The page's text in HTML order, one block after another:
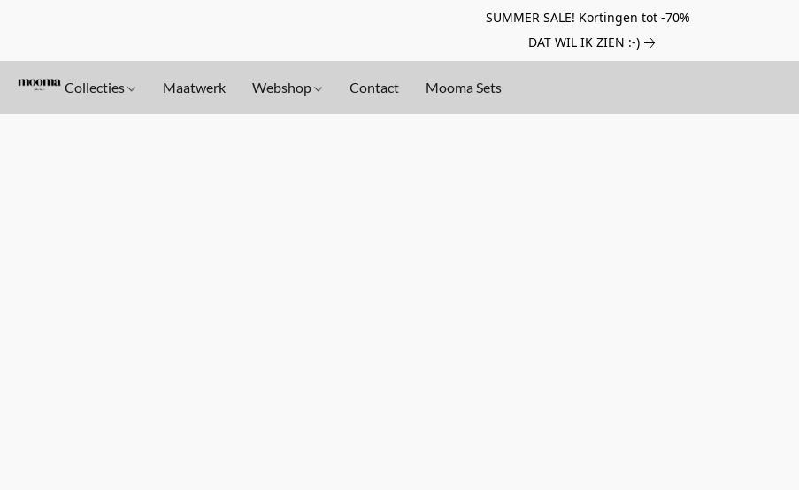
SUMMER SALE! Kortingen tot -70%
DAT WIL IK ZIEN :-)
Collecties Maatwerk Webshop Contact Mooma Sets